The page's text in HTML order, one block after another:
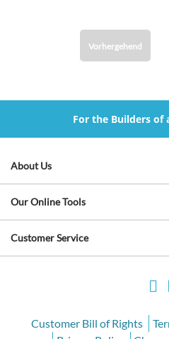
Vorhergehend
For the Builders of
About Us
Our Online Tools
Customer Service
Customer Bill of Rights